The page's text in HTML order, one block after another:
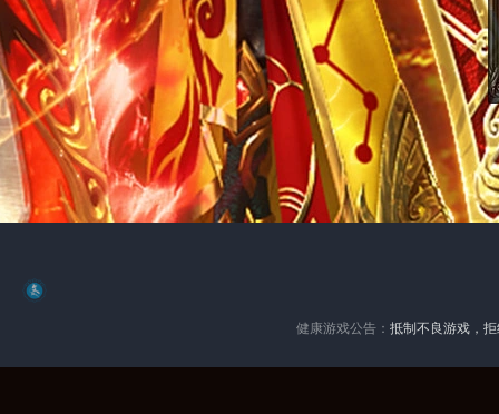
健康游戏公告： 抵制不良游戏，